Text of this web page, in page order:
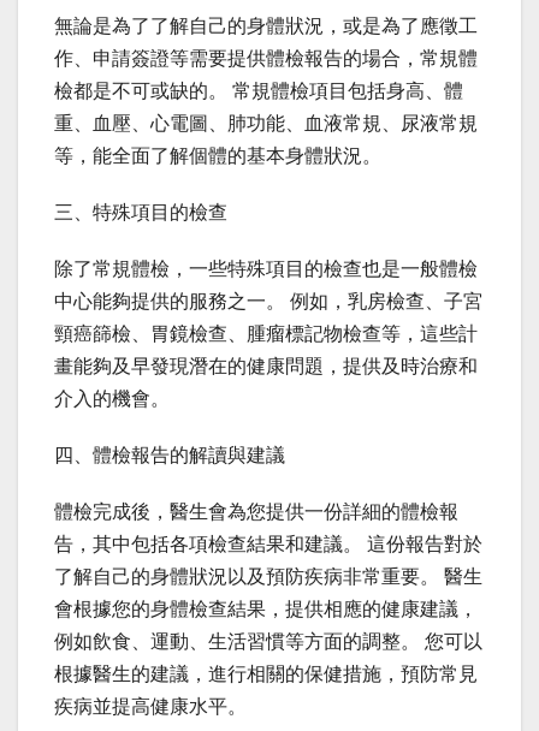
無論是為了了解自己的身體狀況，或是為了應徵工
作、申請簽證等需要提供體檢報告的場合，常規體
檢都是不可或缺的。 常規體檢項目包括身高、體
重、血壓、心電圖、肺功能、血液常規、尿液常規
等，能全面了解個體的基本身體狀況。
三、特殊項目的檢查
除了常規體檢，一些特殊項目的檢查也是一般體檢
中心能夠提供的服務之一。 例如，乳房檢查、子宮
頸癌篩檢、胃鏡檢查、腫瘤標記物檢查等，這些計
畫能夠及早發現潛在的健康問題，提供及時治療和
介入的機會。
四、體檢報告的解讀與建議
體檢完成後，醫生會為您提供一份詳細的體檢報
告，其中包括各項檢查結果和建議。 這份報告對於
了解自己的身體狀況以及預防疾病非常重要。 醫生
會根據您的身體檢查結果，提供相應的健康建議，
例如飲食、運動、生活習慣等方面的調整。 您可以
根據醫生的建議，進行相關的保健措施，預防常見
疾病並提高健康水平。